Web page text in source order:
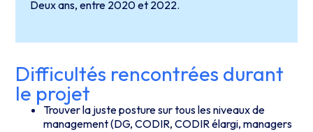
Deux ans, entre 2020 et 2022.
Difficultés rencontrées durant
le projet
Trouver la juste posture sur tous les niveaux de
management (DG, CODIR, CODIR élargi, managers